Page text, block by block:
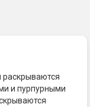
раскрываются
и пурпурными